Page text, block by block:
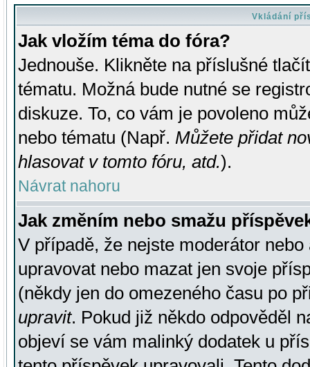
Vkládání
Jak vložím téma do fóra?
Jednouše. Klikněte na příslušné
tématu. Možná bude nutné se
diskuze. To, co vám je povoleno
nebo tématu (Např. Můžete přidat
hlasovat v tomto fóru, atd.).
Návrat nahoru
Jak změním nebo smažu
V případě, že nejste moderátor
upravovat nebo mazat jen svoje
(někdy jen do omezeného času po
upravit. Pokud již někdo odpověděl
objeví se vám malinký dodatek u